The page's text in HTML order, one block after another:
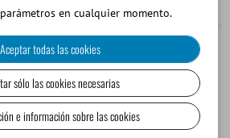
en cualquier momento.
Aceptar todas las cookies
sólo las cookies necesarias
e información sobre las cookies